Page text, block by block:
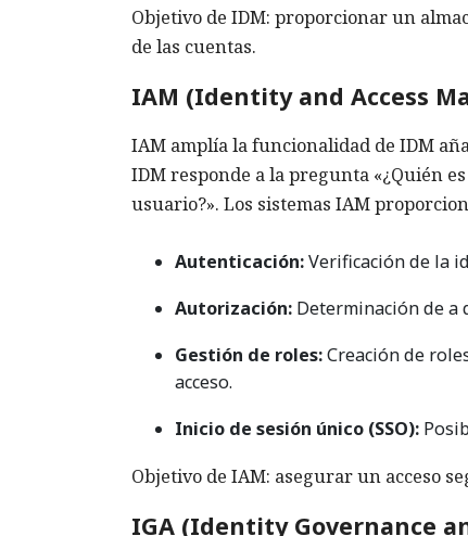
Objetivo de IDM: proporcionar un
de las cuentas.
IAM (Identity and Access
IAM amplía la funcionalidad de IDM
IDM responde a la pregunta «¿Quién
usuario?». Los sistemas IAM
Autenticación:Verificación de la
Autorización: Determinación de a
Gestión de roles:Creación de
acceso.
Inicio de sesión único (SSO):
Objetivo de IAM: asegurar un acceso
IGA (Identity Governance